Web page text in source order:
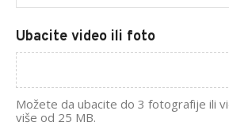
Ubacite video ili foto
Možete da ubacite do 3 fotografije ili
više od 25 MB.